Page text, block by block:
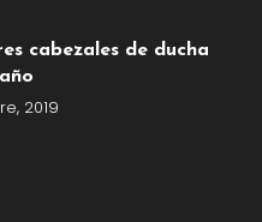
cabezales de ducha
2019